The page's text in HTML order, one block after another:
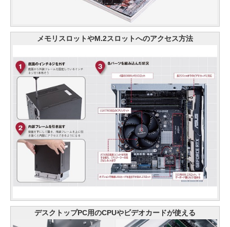
メモリスロットやM.2スロットへのアクセス方法
デスクトップPC用のCPUやビデオカードが使える